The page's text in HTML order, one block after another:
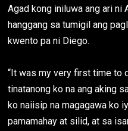
Agad kong iniluwa ang ari ni
hanggang sa tumigil ang
kwento pa ni Diego.
“It was my very first time to
tinatanong ko na ang aking
ko naiisip na magagawa ko
pamamahay at silid, at sa